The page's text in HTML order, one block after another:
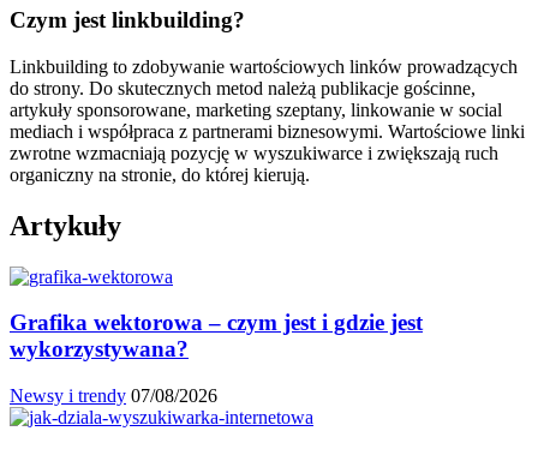
Czym jest linkbuilding?
Linkbuilding to zdobywanie wartościowych linków prowadzących
do strony. Do skutecznych metod należą publikacje gościnne,
artykuły sponsorowane, marketing szeptany, linkowanie w social
mediach i współpraca z partnerami biznesowymi. Wartościowe linki
zwrotne wzmacniają pozycję w wyszukiwarce i zwiększają ruch
organiczny na stronie, do której kierują.
Artykuły
Grafika wektorowa – czym jest i gdzie jest
wykorzystywana?
Newsy i trendy 07/08/2026